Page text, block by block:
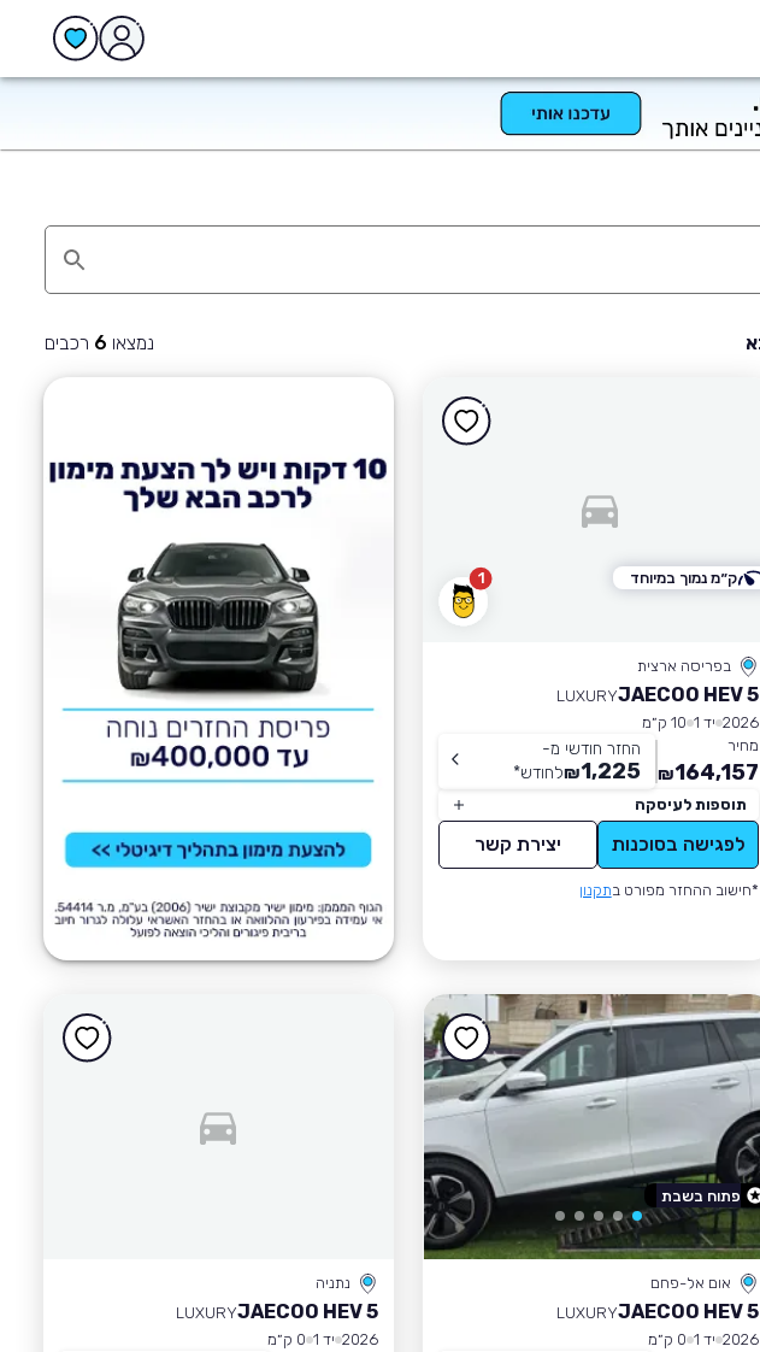
נמצאו 6 רכבים
1
בפריסה ארצית
JAECOO HEV 5
LUXURY
2026 יד 1
10 ק״מ
מחיר
164,157
₪
החזר חודשי מ-
1,225
₪לחודש*
תוספות לעיסקה
לפגישה בסוכנות יצירת קשר
*חישוב ההחזר מפורט בתקנון
ק״מ נמוך במיוחד
אום אל-פחם
JAECOO HEV 5
LUXURY
2026 יד 1
0 ק״מ
פתוח בשבת
נתניה
JAECOO HEV 5
LUXURY
2026 יד 1
0 ק״מ